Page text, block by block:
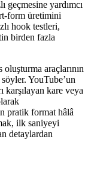
geçmesine yardımcı
form üretimini
hook testleri,
birden fazla
araçlarının
YouTube’un
karşılayan kare veya
pratik format hâlâ
ilk saniyeyi
detaylardan